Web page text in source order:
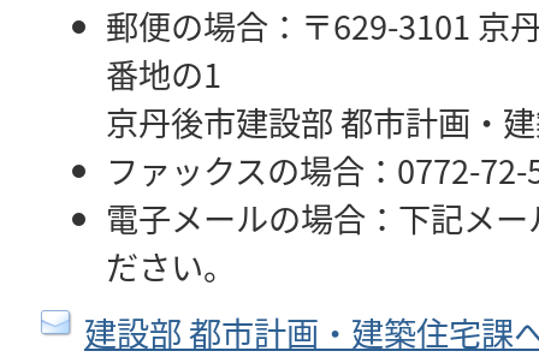
郵便の場合：〒629-3101 京
番地の1
京丹後市建設部 都市計画・
ファックスの場合：0772-72-
電子メールの場合：下記メ
ださい。
建設部 都市計画・建築住宅課